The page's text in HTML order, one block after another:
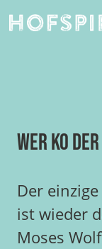
Wer ko
Der
ist wieder
Moses